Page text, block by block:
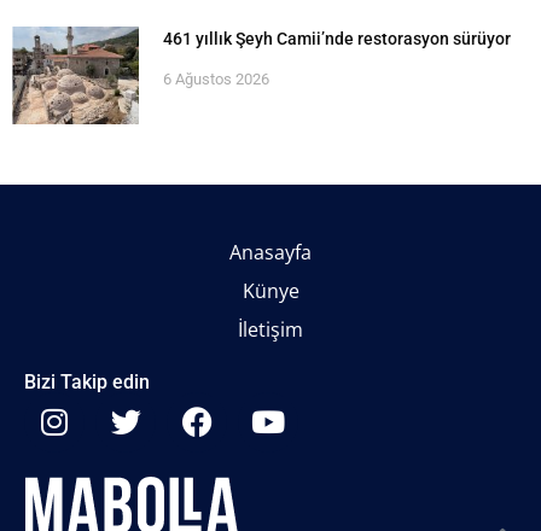
461 yıllık Şeyh Camii’nde restorasyon sürüyor
6 Ağustos 2026
Anasayfa
Künye
İletişim
Bizi Takip edin